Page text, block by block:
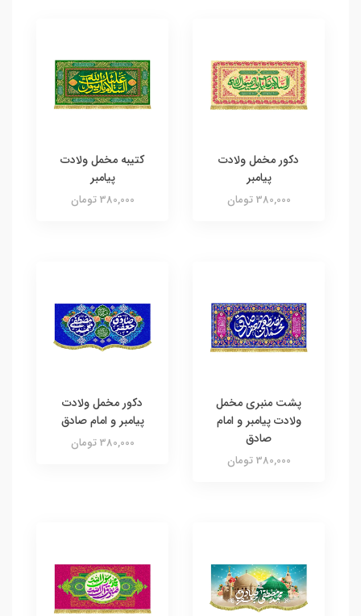
دکور مخمل ولادت
پیامبر
380,000 تومان
کتیبه مخمل ولادت
پیامبر
380,000 تومان
پشت منبری مخمل
ولادت پیامبر و امام
صادق
380,000 تومان
دکور مخمل ولادت
پیامبر و امام صادق
380,000 تومان